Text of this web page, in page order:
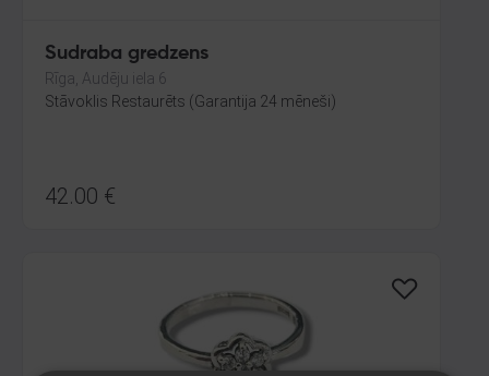
Sudraba gredzens
Rīga, Audēju iela 6
Stāvoklis Restaurēts (Garantija 24 mēneši)
42.00 €